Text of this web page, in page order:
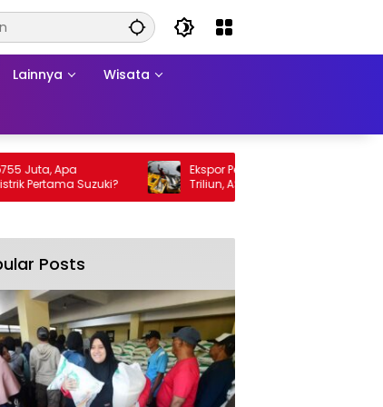
Lainnya Wisata
Apa
Suzuki?
Ekspor Perikanan 2025 Tembus Rp105
Triliun, AS Jadi Pasar Utama
Posts